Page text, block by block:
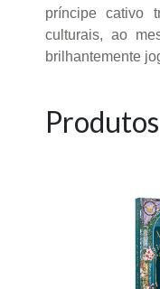
príncipe cativo
culturais, ao
brilhantemente